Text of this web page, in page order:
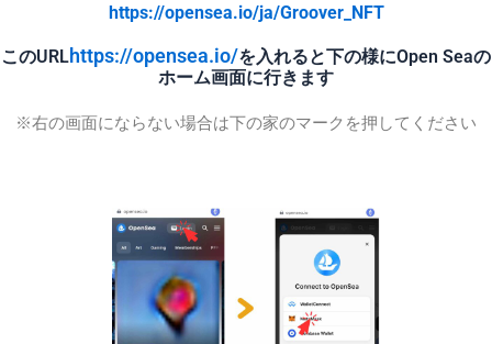
https://opensea.io/ja/Groover_NFT
このURLhttps://opensea.io/を入れると下の様にOpen Seaの
ホーム画面に行きます
※右の画面にならない場合は下の家のマークを押してください